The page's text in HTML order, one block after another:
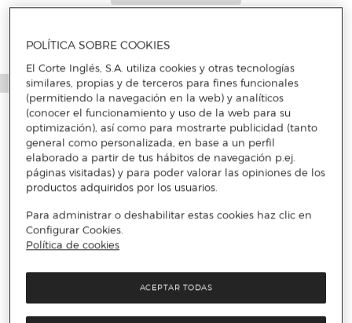
POLÍTICA SOBRE COOKIES
El Corte Inglés, S.A. utiliza cookies y otras tecnologías
similares, propias y de terceros para fines funcionales
(permitiendo la navegación en la web) y analíticos
(conocer el funcionamiento y uso de la web para su
optimización), así como para mostrarte publicidad (tanto
general como personalizada, en base a un perfil
elaborado a partir de tus hábitos de navegación p.ej.
páginas visitadas) y para poder valorar las opiniones de los
productos adquiridos por los usuarios.
Para administrar o deshabilitar estas cookies haz clic en
Configurar Cookies.
Política de cookies
ACEPTAR TODAS